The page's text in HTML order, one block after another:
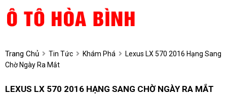
Trang Chủ Tin Tức Khám Phá
Lexus LX 570 2016 Hạng Sang
Chờ Ngày Ra Mắt
LEXUS LX 570 2016 HẠNG SANG CHỜ NGÀY RA MẮT